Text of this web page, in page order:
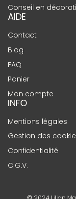
Conseil en
AIDE
Contact
Blog
FAQ
Panier
Mon compte
INFO
Mentions légales
Gestion des
Confidentialité
C.G.V.